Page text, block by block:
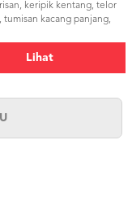
keripik kentang, telor
tumisan kacang panjang,
Lihat